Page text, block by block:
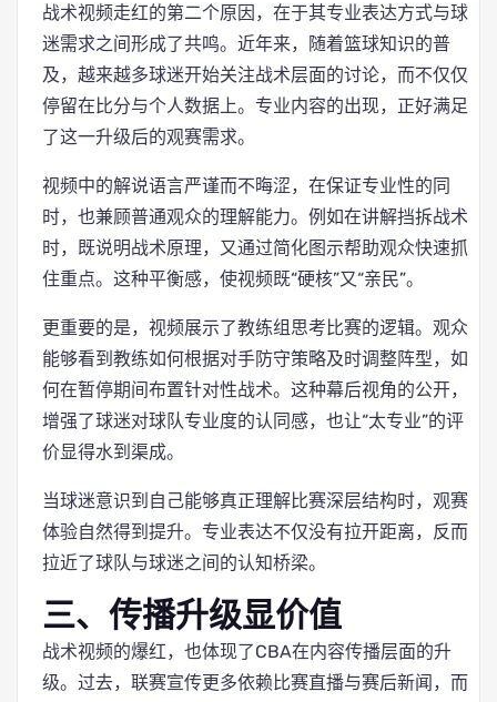
战术视频走红的第二个原因，在于其专业表达方式与球
迷需求之间形成了共鸣。近年来，随着篮球知识的普
及，越来越多球迷开始关注战术层面的讨论，而不仅仅
停留在比分与个人数据上。专业内容的出现，正好满足
了这一升级后的观赛需求。
视频中的解说语言严谨而不晦涩，在保证专业性的同
时，也兼顾普通观众的理解能力。例如在讲解挡拆战术
时，既说明战术原理，又通过简化图示帮助观众快速抓
住重点。这种平衡感，使视频既“硬核”又“亲民”。
更重要的是，视频展示了教练组思考比赛的逻辑。观众
能够看到教练如何根据对手防守策略及时调整阵型，如
何在暂停期间布置针对性战术。这种幕后视角的公开，
增强了球迷对球队专业度的认同感，也让“太专业”的评
价显得水到渠成。
当球迷意识到自己能够真正理解比赛深层结构时，观赛
体验自然得到提升。专业表达不仅没有拉开距离，反而
拉近了球队与球迷之间的认知桥梁。
三、传播升级显价值
战术视频的爆红，也体现了CBA在内容传播层面的升
级。过去，联赛宣传更多依赖比赛直播与赛后新闻，而